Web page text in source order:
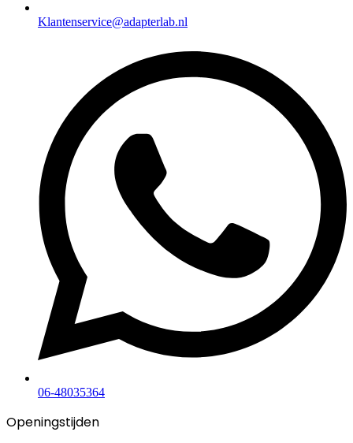
Klantenservice@adapterlab.nl
06-48035364
Openingstijden